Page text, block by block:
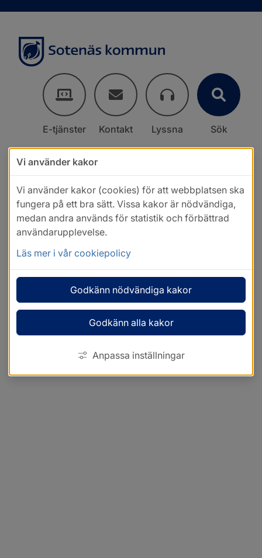
E-tjänster Kontakt Lyssna Sök
Vi använder kakor
Vi använder kakor (cookies) för att webbplatsen ska
fungera på ett bra sätt. Vissa kakor är nödvändiga,
medan andra används för statistik och förbättrad
användarupplevelse.
Läs mer i vår cookiepolicy
Godkänn nödvändiga kakor
Godkänn alla kakor
Anpassa inställningar